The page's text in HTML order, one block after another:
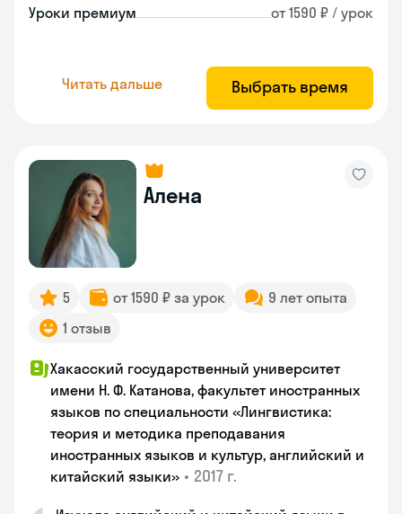
Уроки премиум от 1590 ₽ / урок
Читать дальше Выбрать время
Алена
5 от 1590 ₽ за урок
9 лет опыта
1 отзыв
Хакасский государственный университет
имени Н. Ф. Катанова, факультет иностранных
языков по специальности «Лингвистика:
теория и методика преподавания
иностранных языков и культур, английский и
китайский языки» • 2017 г.